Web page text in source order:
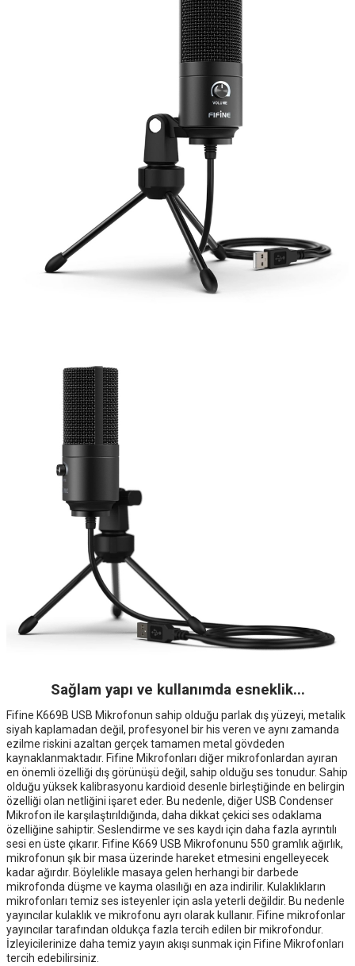
Sağlam yapı ve kullanımda esneklik...
Fifine K669B USB Mikrofonun sahip olduğu parlak dış yüzeyi, metalik
siyah kaplamadan değil, profesyonel bir his veren ve aynı zamanda
ezilme riskini azaltan gerçek tamamen metal gövdeden
kaynaklanmaktadır. Fifine Mikrofonları diğer mikrofonlardan ayıran
en önemli özelliği dış görünüşü değil, sahip olduğu ses tonudur. Sahip
olduğu yüksek kalibrasyonu kardioid desenle birleştiğinde en belirgin
özelliği olan netliğini işaret eder. Bu nedenle, diğer USB Condenser
Mikrofon ile karşılaştırıldığında, daha dikkat çekici ses odaklama
özelliğine sahiptir. Seslendirme ve ses kaydı için daha fazla ayrıntılı
sesi en üste çıkarır. Fifine K669 USB Mikrofonunu 550 gramlık ağırlık,
mikrofonun şık bir masa üzerinde hareket etmesini engelleyecek
kadar ağırdır. Böylelikle masaya gelen herhangi bir darbede
mikrofonda düşme ve kayma olasılığı en aza indirilir. Kulaklıkların
mikrofonları temiz ses isteyenler için asla yeterli değildir. Bu nedenle
yayıncılar kulaklık ve mikrofonu ayrı olarak kullanır. Fifine mikrofonlar
yayıncılar tarafından oldukça fazla tercih edilen bir mikrofondur.
İzleyicilerinize daha temiz yayın akışı sunmak için Fifine Mikrofonları
tercih edebilirsiniz.